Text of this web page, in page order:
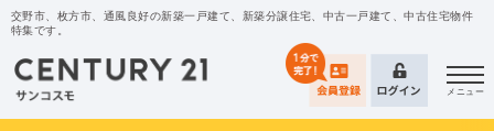
交野市、枚方市、通風良好の新築一戸建て、新築分譲住宅、中古一戸建て、中古住宅物件
特集です。
メニュー